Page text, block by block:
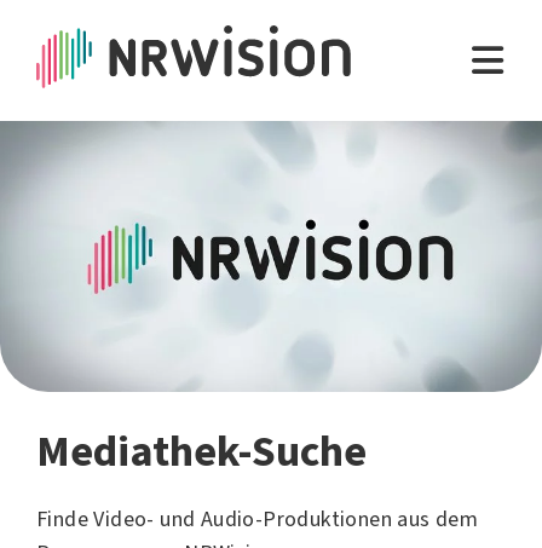
Mediathek-Suche
Finde Video- und Audio-Produktionen aus dem